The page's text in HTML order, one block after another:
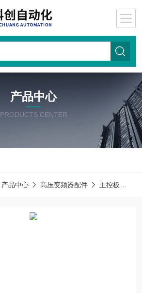
产品中心
PRODUCTS CENTER
产品中心 高压变频器配件 主控板